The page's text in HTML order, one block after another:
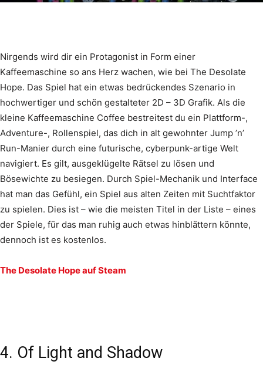
Nirgends wird dir ein Protagonist in Form einer
Kaffeemaschine so ans Herz wachen, wie bei The Desolate
Hope. Das Spiel hat ein etwas bedrückendes Szenario in
hochwertiger und schön gestalteter 2D – 3D Grafik. Als die
kleine Kaffeemaschine Coffee bestreitest du ein Plattform-,
Adventure-, Rollenspiel, das dich in alt gewohnter Jump ’n’
Run-Manier durch eine futurische, cyberpunk-artige Welt
navigiert. Es gilt, ausgeklügelte Rätsel zu lösen und
Bösewichte zu besiegen. Durch Spiel-Mechanik und Interface
hat man das Gefühl, ein Spiel aus alten Zeiten mit Suchtfaktor
zu spielen. Dies ist – wie die meisten Titel in der Liste – eines
der Spiele, für das man ruhig auch etwas hinblättern könnte,
dennoch ist es kostenlos.
The Desolate Hope auf Steam
4. Of Light and Shadow